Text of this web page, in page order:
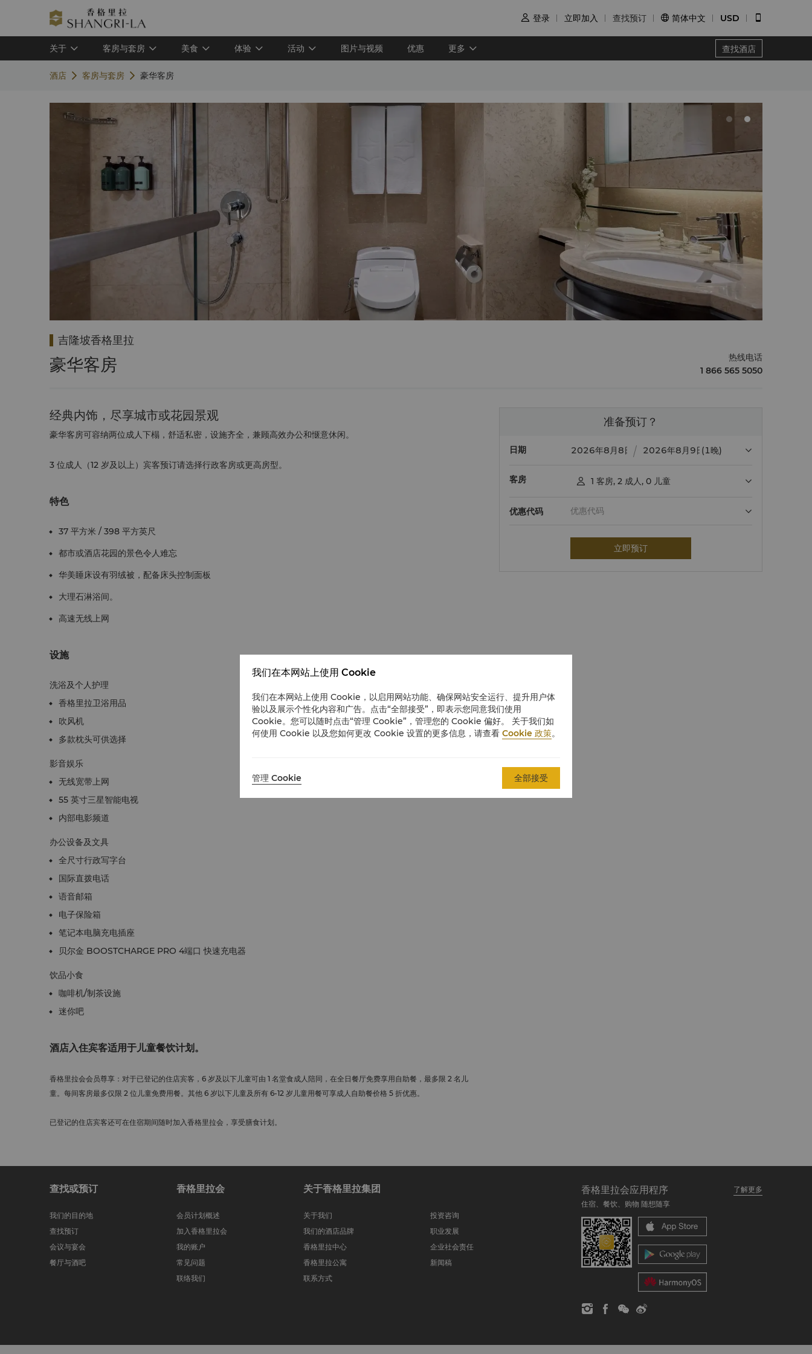
 登录 立即加入 查找预订  简体中文 USD
关于 客房与套房 美食 体验 活动 图片与视频 优惠 更多 查找酒店
酒店 客房与套房 豪华客房
吉隆坡香格里拉
豪华客房
热线电话
1 866 565 5050
经典内饰，尽享城市或花园景观
豪华客房可容纳两位成人下榻，舒适私密，设施齐全，兼顾高效办公和惬意休闲。
3 位成人（12 岁及以上）宾客预订请选择行政客房或更高房型。
特色
37 平方米 / 398 平方英尺
都市或酒店花园的景色令人难忘
华美睡床设有羽绒被，配备床头控制面板
大理石淋浴间。
高速无线上网
设施
洗浴及个人护理
香格里拉卫浴用品
吹风机
多款枕头可供选择
影音娱乐
无线宽带上网
55 英寸三星智能电视
内部电影频道
办公设备及文具
全尺寸行政写字台
国际直拨电话
语音邮箱
电子保险箱
笔记本电脑充电插座
贝尔金 BOOSTCHARGE PRO 4端口 快速充电器
饮品小食
咖啡机/制茶设施
迷你吧
酒店入住宾客适用于儿童餐饮计划。
香格里拉会会员尊享：对于已登记的住店宾客，6 岁及以下儿童可由 1 名堂食成人陪同，在全日餐厅免费享用自助餐，最多限 2 名儿
童。每间客房最多仅限 2 位儿童免费用餐。其他 6 岁以下儿童及所有 6-12 岁儿童用餐可享成人自助餐价格 5 折优惠。
已登记的住店宾客还可在住宿期间随时加入香格里拉会，享受膳食计划。
准备预订？
日期 (1晚)
客房  1 客房, 2 成人 , 0 儿童
优惠代码
立即预订
查找或预订
我们的目的地
查找预订
会议与宴会
餐厅与酒吧
香格里拉会
会员计划概述
加入香格里拉会
我的账户
常见问题
联络我们
关于香格里拉集团
关于我们
我们的酒店品牌
香格里拉中心
香格里拉公寓
联系方式
投资咨询
职业发展
企业社会责任
新闻稿
香格里拉会应用程序
了解更多
住宿、餐饮、购物 随想随享
我们在本网站上使用 Cookie
我们在本网站上使用 Cookie，以启用网站功能、确保网站安全运行、提升用户体
验以及展示个性化内容和广告。点击“全部接受”，即表示您同意我们使用
Cookie。您可以随时点击“管理 Cookie”，管理您的 Cookie 偏好。 关于我们如
何使用 Cookie 以及您如何更改 Cookie 设置的更多信息，请查看 Cookie 政策。
管理 Cookie 全部接受